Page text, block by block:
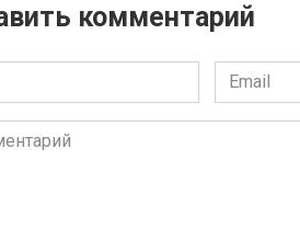
комментарий
Email